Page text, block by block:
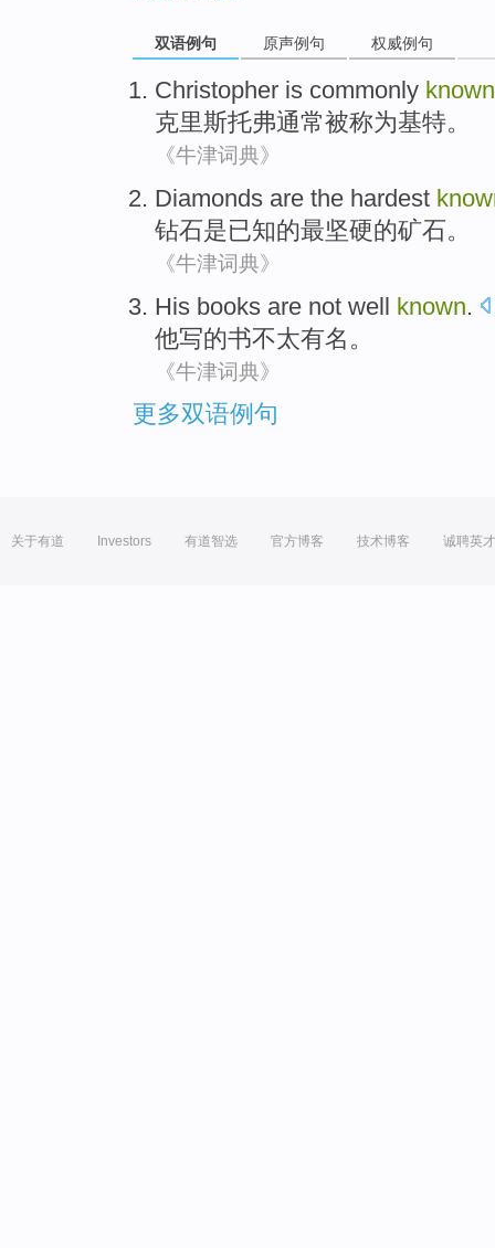
双语例句 原声例句 权威例句
Christopher is commonly known
克里斯托弗通常被称为基特。
《牛津词典》
Diamonds are the hardest
钻石是已知的最坚硬的矿石。
《牛津词典》
His books are not well known.
他写的书不太有名 。
《牛津词典》
更多双语例句
关于有道 Investors 有道智选 官方博客 技术博客 诚聘英才